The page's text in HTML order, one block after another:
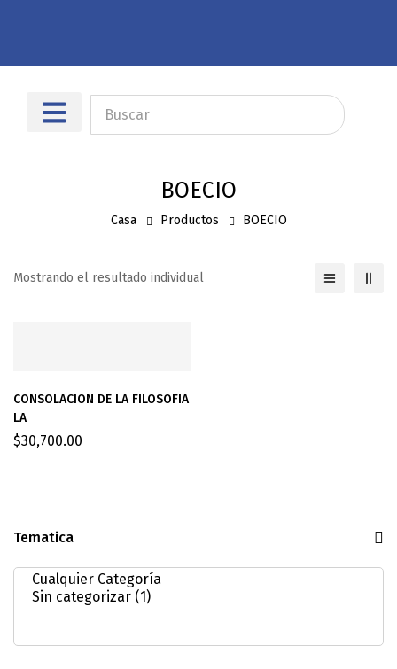
BOECIO
Casa Productos BOECIO
Tematica
Mostrando el resultado individual
CONSOLACION DE LA FILOSOFIA
LA
$30,700.00